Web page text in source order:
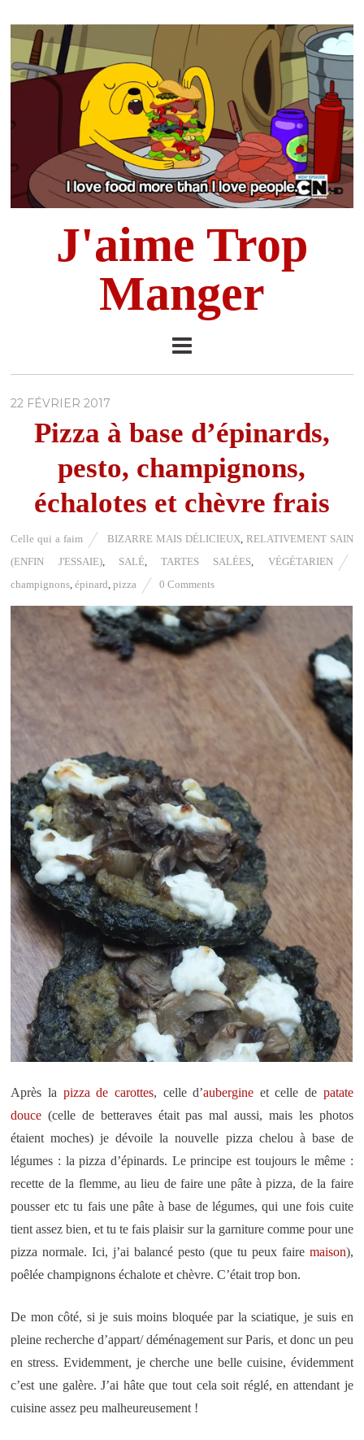
J'aime Trop
Manger
22 FÉVRIER 2017
Pizza à base d’épinards,
pesto, champignons,
échalotes et chèvre frais
Celle qui a faim BIZARRE MAIS DÉLICIEUX RELATIVEMENT SAIN
(ENFIN J'ESSAIE), SALÉ,TARTES SALÉES
VÉGÉTARIEN
champignons ,épinard ,pizza 0 Comments
Après la pizza de carottes, celle d’aubergine et celle depatate
douce (celle de betteraves était pas mal aussi, mais les photos
étaient moches) je dévoile la nouvelle pizza chelou à base de
légumes : la pizza d’épinards. Le principe est toujours le même :
recette de la flemme, au lieu de faire une pâte à pizza, de la faire
pousser etc tu fais une pâte à base de légumes, qui une fois cuite
tient assez bien, et tu te fais plaisir sur la garniture comme pour une
pizza normale. Ici, j’ai balancé pesto (que tu peux faire maison),
poêlée champignons échalote et chèvre. C’était trop bon.
De mon côté, si je suis moins bloquée par la sciatique, je suis en
pleine recherche d’appart/ déménagement sur Paris, et donc un peu
en stress. Evidemment, je cherche une belle cuisine, évidemment
c’est une galère. J’ai hâte que tout cela soit réglé, en attendant je
cuisine assez peu malheureusement !